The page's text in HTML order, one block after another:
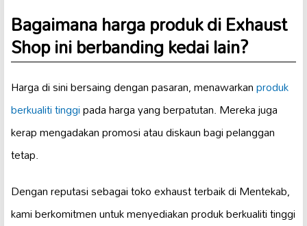
Bagaimana harga produk di Exhaust
Shop ini berbanding kedai lain?
Harga di sini bersaing dengan pasaran, menawarkanproduk
berkualiti tinggipada harga yang berpatutan. Mereka juga
kerap mengadakan promosi atau diskaun bagi pelanggan
tetap.
Dengan reputasi sebagai toko exhaust terbaik di Mentekab,
kami berkomitmen untuk menyediakan produk berkualiti tinggi